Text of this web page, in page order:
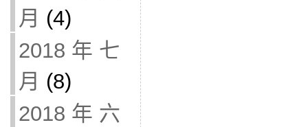
月 (4)
2018 年 七
月 (8)
2018 年 六